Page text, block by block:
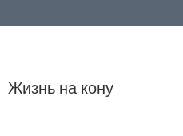
Жизнь на кону